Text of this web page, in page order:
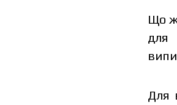
Що ж
для
Для